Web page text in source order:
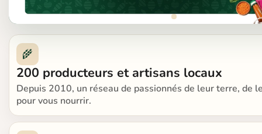
🌾
200 producteurs et artisans locaux
Depuis 2010, un réseau de passionnés de leur terre, de
pour vous nourrir.